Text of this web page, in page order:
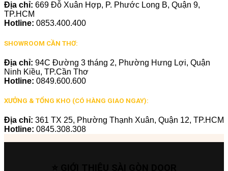
Địa chỉ: 669 Đỗ Xuân Hợp, P. Phước Long B, Quận 9,
TP.HCM
Hotline: 0853.400.400
SHOWROOM CẦN THƠ:
Địa chỉ: 94C Đường 3 tháng 2, Phường Hưng Lợi, Quận
Ninh Kiều, TP.Cần Thơ
Hotline: 0849.600.600
XƯỞNG & TỔNG KHO (CÓ HÀNG GIAO NGAY):
Địa chỉ: 361 TX 25, Phường Thạnh Xuân, Quận 12, TP.HCM
Hotline: 0845.308.308